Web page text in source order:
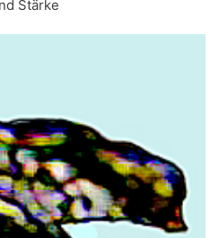
Stärke